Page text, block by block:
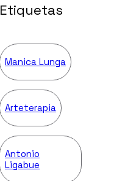
Etiquetas
Manica Lunga
Arteterapia
Antonio
Ligabue